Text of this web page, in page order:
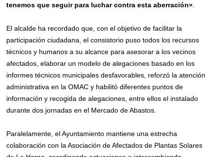
tenemos que seguir para luchar contra esta aberración»
El alcalde ha recordado que, con el objetivo de facilitar la
participación ciudadana, el consistorio puso todos los recursos
técnicos y humanos a su alcance para asesorar a los vecinos
afectados, elaborar un modelo de alegaciones basado en los
informes técnicos municipales desfavorables, reforzó la atención
administrativa en la OMAC y habilitó diferentes puntos de
información y recogida de alegaciones, entre ellos el instalado
durante dos jornadas en el Mercado de Abastos.
Paralelamente, el Ayuntamiento mantiene una estrecha
colaboración con la Asociación de Afectados de Plantas Solares